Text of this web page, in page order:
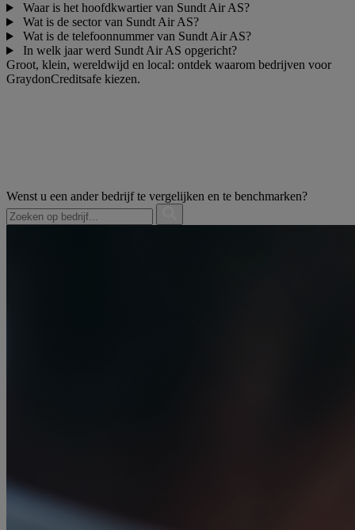
Waar is het hoofdkwartier van Sundt Air AS?
Wat is de sector van Sundt Air AS?
Wat is de telefoonnummer van Sundt Air AS?
In welk jaar werd Sundt Air AS opgericht?
Groot, klein, wereldwijd en local: ontdek waarom bedrijven voor
GraydonCreditsafe kiezen.
Wenst u een ander bedrijf te vergelijken en te benchmarken?